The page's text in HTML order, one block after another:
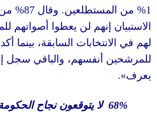
.وقال87%
من
إنهم لن يعطوا أصواتهم للمرشحين
السابقة، بينما أكد9%
أنهم
أنفسهم، والباقي سجل إجابته في
لا يتوقعون نجاح الحكومة في إجراء